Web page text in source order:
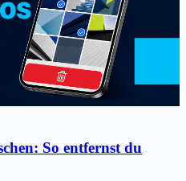
So entfernst du